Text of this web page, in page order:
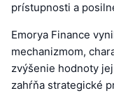
prístupnosti a
Emorya Finance
mechanizmom,
zvýšenie hodnoty
zahŕňa strategické